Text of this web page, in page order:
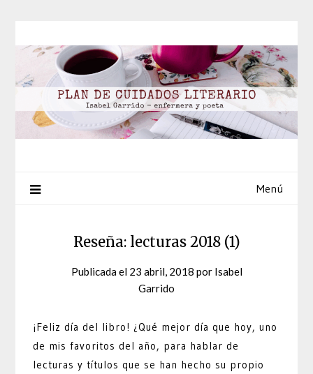
contenido
Menú
Reseña: lecturas 2018 (1)
Publicada el 23 abril, 2018 por Isabel
Garrido
¡Feliz día del libro! ¿Qué mejor día que hoy, uno
de mis favoritos del año, para hablar de
lecturas y títulos que se han hecho su propio